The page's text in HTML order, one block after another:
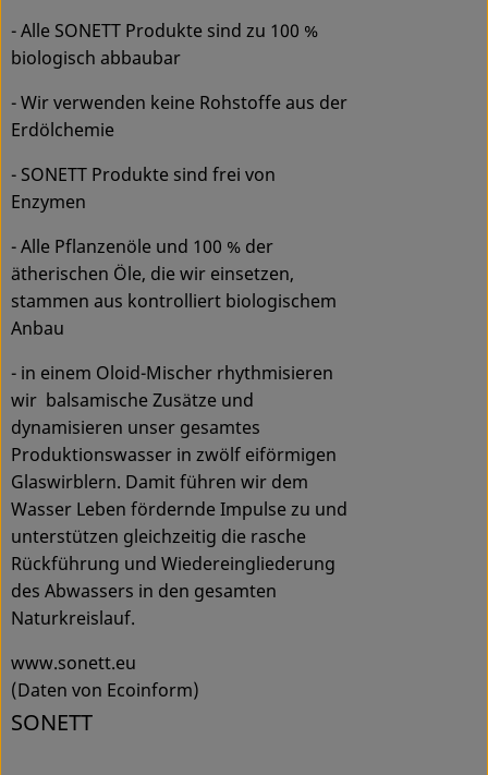
- Alle SONETT Produkte sind zu 100 %
biologisch abbaubar
- Wir verwenden keine Rohstoffe aus der
Erdölchemie
- SONETT Produkte sind frei von
Enzymen
- Alle Pflanzenöle und 100 % der
ätherischen Öle, die wir einsetzen,
stammen aus kontrolliert biologischem
Anbau
- in einem Oloid-Mischer rhythmisieren
wir balsamische Zusätze und
dynamisieren unser gesamtes
Produktionswasser in zwölf eiförmigen
Glaswirblern. Damit führen wir dem
Wasser Leben fördernde Impulse zu und
unterstützen gleichzeitig die rasche
Rückführung und Wiedereingliederung
des Abwassers in den gesamten
Naturkreislauf.
www.sonett.eu
(Daten von Ecoinform)
SONETT